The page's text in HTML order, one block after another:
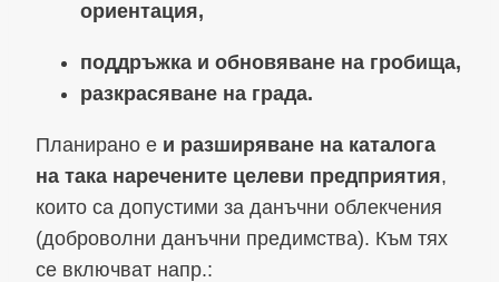
ориентация,
поддръжка и обновяване на гробища,
разкрасяване на града.
Планирано е и разширяване на каталога
на така наречените целеви предприятия,
които са допустими за данъчни облекчения
(доброволни данъчни предимства). Към тях
се включват напр.: